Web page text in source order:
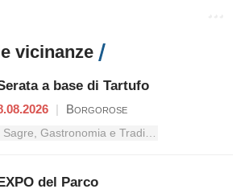
vicinanze
a base di Tartufo
| Borgorose
del Parco